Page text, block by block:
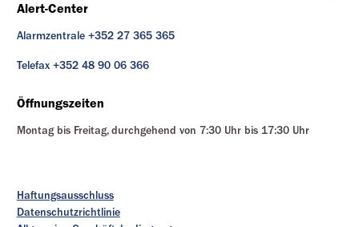
Alert-Center
Alarmzentrale +352 27 365 365
Telefax +352 48 90 06 366
Öffnungszeiten
Montag bis Freitag, durchgehend von 7:30 Uhr bis 17:30 Uhr
Haftungsausschluss
Datenschutzrichtlinie